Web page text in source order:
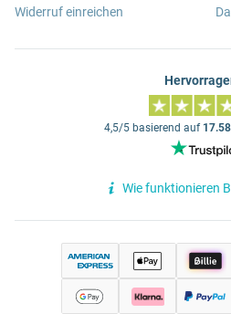
Widerruf einreichen
4,5/5 basierend auf
Wie funktionieren